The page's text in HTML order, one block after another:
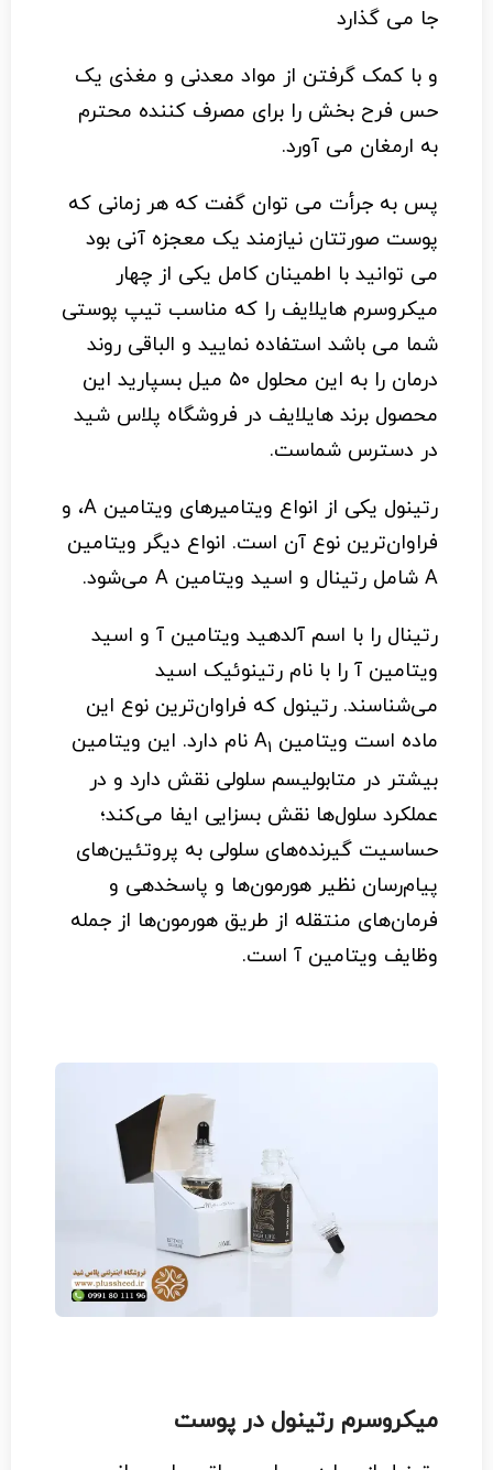
جا می گذارد
و با کمک گرفتن از مواد معدنی و مغذی یک
حس فرح بخش را برای مصرف کننده محترم
به ارمغان می آورد.
پس به جرأت می توان گفت که هر زمانی که
پوست صورتتان نیازمند یک معجزه آنی بود
می توانید با اطمینان کامل یکی از چهار
میکروسرم هایلایف را که مناسب تیپ پوستی
شما می باشد استفاده نمایید و الباقی روند
درمان را به این محلول ۵۰ میل بسپارید این
محصول برند هایلایف در فروشگاه پلاس شید
در دسترس شماست.
رتینول یکی از انواع ویتامیرهای ویتامین A، و
فراوان‌ترین نوع آن است. انواع دیگر ویتامین
A شامل رتینال و اسید ویتامین A می‌شود.
رتینال را با اسم آلدهید ویتامین آ و اسید
ویتامین آ را با نام رتینوئیک اسید
می‌شناسند. رتینول که فراوان‌ترین نوع این
ماده است ویتامین A­ 1­
نام دارد. این ویتامین
بیشتر در متابولیسم سلولی نقش دارد و در
عملکرد سلول‌ها نقش بسزایی ایفا می‌کند؛
حساسیت گیرنده‌های سلولی به پروتئین‌های
پیام‌رسان نظیر هورمون‌ها و پاسخدهی و
فرمان‌های منتقله از طریق هورمون‌ها از جمله
وظایف ویتامین آ است.
میکروسرم رتینول در پوست